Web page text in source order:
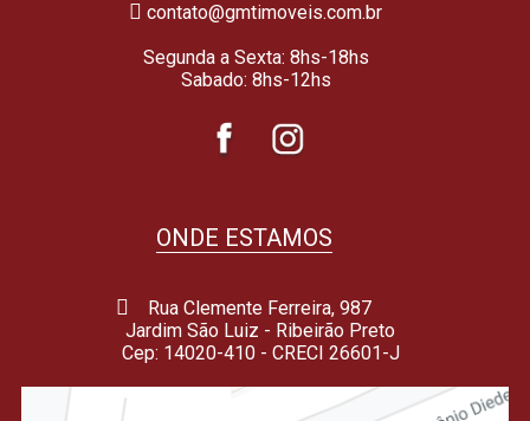
contato@gmtimoveis.com.br
Segunda a Sexta: 8hs-18hs
Sabado: 8hs-12hs
ONDE ESTAMOS
Rua Clemente Ferreira, 987
Jardim São Luiz - Ribeirão Preto
Cep: 14020-410 - CRECI 26601-J